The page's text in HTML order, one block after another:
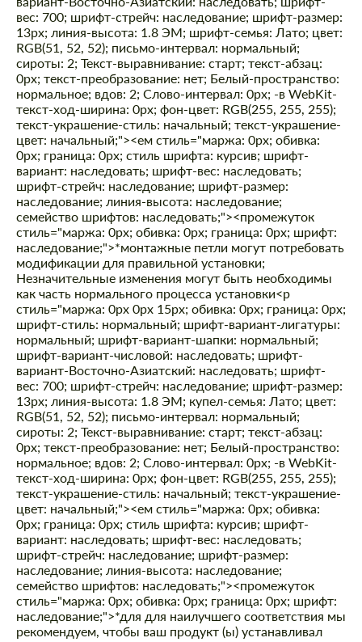
вес: 700; шрифт-стрейч: наследование; шрифт-размер:
13px; линия-высота: 1.8 ЭМ; шрифт-семья: Лато; цвет:
RGB(51, 52, 52); письмо-интервал: нормальный;
сироты: 2; Текст-выравнивание: старт; текст-абзац:
0px; текст-преобразование: нет; Белый-пространство:
нормальное; вдов: 2; Слово-интервал: 0px; -в WebKit-
текст-ход-ширина: 0px; фон-цвет: RGB(255, 255, 255);
текст-украшение-стиль: начальный; текст-украшение-
цвет: начальный;"><ем стиль="маржа: 0px; обивка:
0px; граница: 0px; стиль шрифта: курсив; шрифт-
вариант: наследовать; шрифт-вес: наследовать;
шрифт-стрейч: наследование; шрифт-размер:
наследование; линия-высота: наследование;
семейство шрифтов: наследовать;"><промежуток
стиль="маржа: 0px; обивка: 0px; граница: 0px; шрифт:
наследование;">*монтажные петли могут потребовать
модификации для правильной установки;
Незначительные изменения могут быть необходимы
как часть нормального процесса установки<р
стиль="маржа: 0px 0px 15px; обивка: 0px; граница: 0px;
шрифт-стиль: нормальный; шрифт-вариант-лигатуры:
нормальный; шрифт-вариант-шапки: нормальный;
шрифт-вариант-числовой: наследовать; шрифт-
вариант-Восточно-Азиатский: наследовать; шрифт-
вес: 700; шрифт-стрейч: наследование; шрифт-размер:
13px; линия-высота: 1.8 ЭМ; купел-семья: Лато; цвет:
RGB(51, 52, 52); письмо-интервал: нормальный;
сироты: 2; Текст-выравнивание: старт; текст-абзац:
0px; текст-преобразование: нет; Белый-пространство:
нормальное; вдов: 2; Слово-интервал: 0px; -в WebKit-
текст-ход-ширина: 0px; фон-цвет: RGB(255, 255, 255);
текст-украшение-стиль: начальный; текст-украшение-
цвет: начальный;"><ем стиль="маржа: 0px; обивка:
0px; граница: 0px; стиль шрифта: курсив; шрифт-
вариант: наследовать; шрифт-вес: наследовать;
шрифт-стрейч: наследование; шрифт-размер:
наследование; линия-высота: наследование;
семейство шрифтов: наследовать;"><промежуток
стиль="маржа: 0px; обивка: 0px; граница: 0px; шрифт:
наследование;">*для для наилучшего соответствия мы
рекомендуем, чтобы ваш продукт (ы) устанавливал
Заказать обратный звонок
Please use this form to fill in some basic
information for your price request. We will
Заказать обратный звонок
Please use this form to fill in some basic
information for your price request. We will